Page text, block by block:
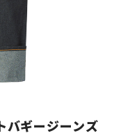
バギージーンズ